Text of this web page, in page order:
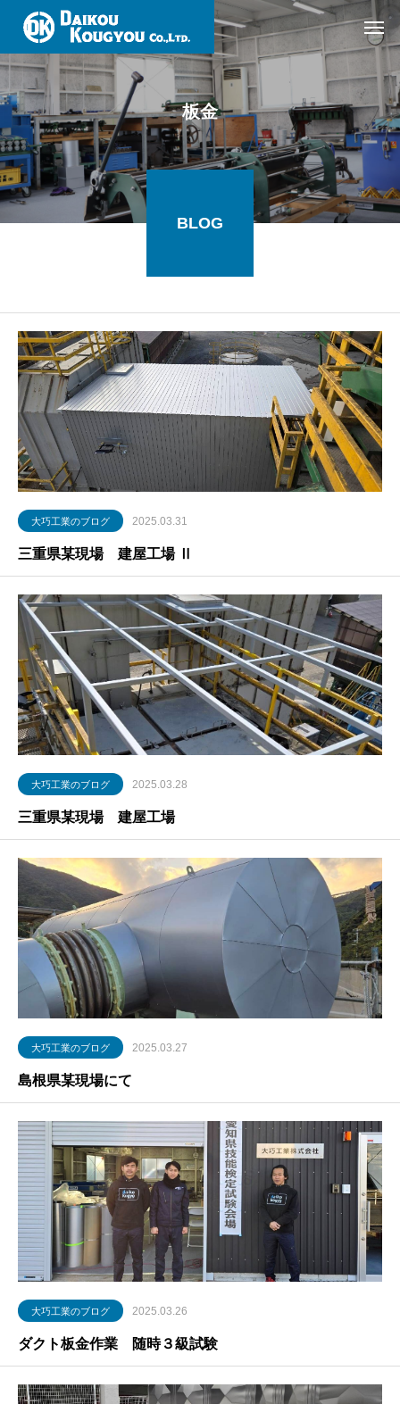
板金
BLOG
大巧工業のブログ 2025.03.31
三重県某現場 建屋工場 Ⅱ
大巧工業のブログ 2025.03.28
三重県某現場 建屋工場
大巧工業のブログ 2025.03.27
島根県某現場にて
大巧工業のブログ 2025.03.26
ダクト板金作業 随時３級試験